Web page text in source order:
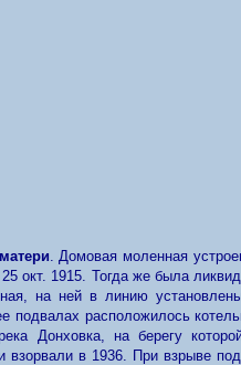
. Домовая моленная
окт. 1915. Тогда же была
на ней в линию
расположилось
Донховка, на берегу
взорвали в 1936. При взрыве